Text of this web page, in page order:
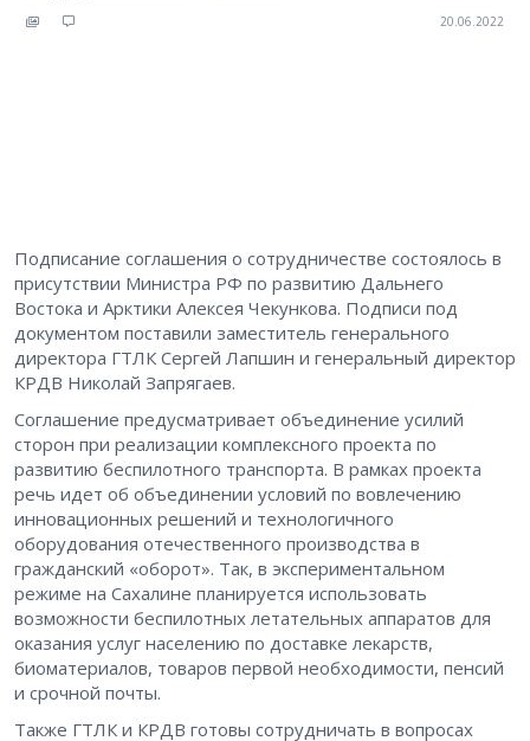
20.06.2022
Подписание соглашения о сотрудничестве состоялось в
присутствии Министра РФ по развитию Дальнего
Востока и Арктики Алексея Чекункова. Подписи под
документом поставили заместитель генерального
директора ГТЛК Сергей Лапшин и генеральный директор
КРДВ Николай Запрягаев.
Соглашение предусматривает объединение усилий
сторон при реализации комплексного проекта по
развитию беспилотного транспорта. В рамках проекта
речь идет об объединении условий по вовлечению
инновационных решений и технологичного
оборудования отечественного производства в
гражданский «оборот». Так, в экспериментальном
режиме на Сахалине планируется использовать
возможности беспилотных летательных аппаратов для
оказания услуг населению по доставке лекарств,
биоматериалов, товаров первой необходимости, пенсий
и срочной почты.
Также ГТЛК и КРДВ готовы сотрудничать в вопросах